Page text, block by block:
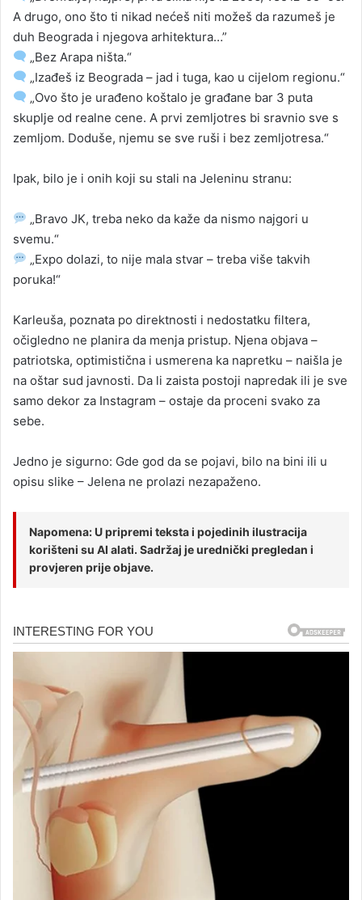
A drugo, ono što ti nikad nećeš niti možeš da razumeš je
duh Beograda i njegova arhitektura…”
„Bez Arapa ništa.“
„Izađeš iz Beograda – jad i tuga, kao u cijelom regionu.“
„Ovo što je urađeno koštalo je građane bar 3 puta
skuplje od realne cene. A prvi zemljotres bi sravnio sve s
zemljom. Doduše, njemu se sve ruši i bez zemljotresa.“
Ipak, bilo je i onih koji su stali na Jeleninu stranu:
„Bravo JK, treba neko da kaže da nismo najgori u
svemu.“
„Expo dolazi, to nije mala stvar – treba više takvih
poruka!“
Karleuša, poznata po direktnosti i nedostatku filtera,
očigledno ne planira da menja pristup. Njena objava –
patriotska, optimistična i usmerena ka napretku – naišla je
na oštar sud javnosti. Da li zaista postoji napredak ili je sve
samo dekor za Instagram – ostaje da proceni svako za
sebe.
Jedno je sigurno: Gde god da se pojavi, bilo na bini ili u
opisu slike – Jelena ne prolazi nezapaženo.
Napomena: U pripremi teksta i pojedinih ilustracija
korišteni su AI alati. Sadržaj je urednički pregledan i
provjeren prije objave.